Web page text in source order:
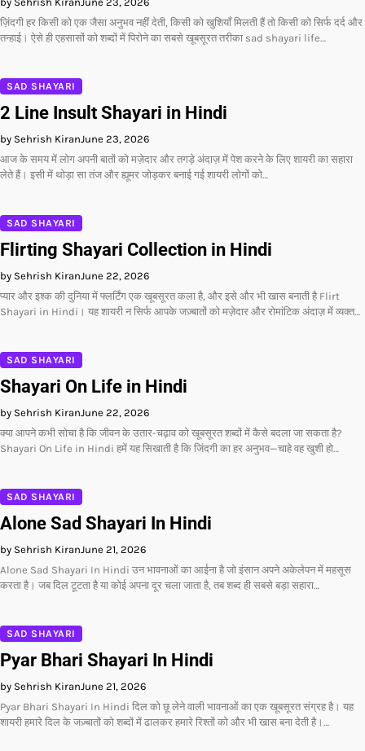
ज़िंदगी हर किसी को एक जैसा अनुभव नहीं देती, किसी को खुशियाँ मिलती हैं तो किसी को सिर्फ दर्द और
तन्हाई। ऐसे ही एहसासों को शब्दों में पिरोने का सबसे खूबसूरत तरीका sad shayari life…
SAD SHAYARI
2 Line Insult Shayari in Hindi
by Sehrish KiranJune 23, 2026
आज के समय में लोग अपनी बातों को मज़ेदार और तगड़े अंदाज़ में पेश करने के लिए शायरी का सहारा
लेते हैं। इसी में थोड़ा सा तंज और ह्यूमर जोड़कर बनाई गई शायरी लोगों को…
SAD SHAYARI
Flirting Shayari Collection in Hindi
by Sehrish KiranJune 22, 2026
प्यार और इश्क की दुनिया में फ्लर्टिंग एक खूबसूरत कला है, और इसे और भी खास बनाती है Flirt
Shayari in Hindi। यह शायरी न सिर्फ आपके जज़्बातों को मज़ेदार और रोमांटिक अंदाज़ में व्यक्त…
SAD SHAYARI
Shayari On Life in Hindi
by Sehrish KiranJune 22, 2026
क्या आपने कभी सोचा है कि जीवन के उतार-चढ़ाव को खूबसूरत शब्दों में कैसे बदला जा सकता है?
Shayari On Life in Hindi हमें यह सिखाती है कि जिंदगी का हर अनुभव—चाहे वह खुशी हो…
SAD SHAYARI
Alone Sad Shayari In Hindi
by Sehrish KiranJune 21, 2026
Alone Sad Shayari In Hindi उन भावनाओं का आईना है जो इंसान अपने अकेलेपन में महसूस
करता है। जब दिल टूटता है या कोई अपना दूर चला जाता है, तब शब्द ही सबसे बड़ा सहारा…
SAD SHAYARI
Pyar Bhari Shayari In Hindi
by Sehrish KiranJune 21, 2026
Pyar Bhari Shayari In Hindi दिल को छू लेने वाली भावनाओं का एक खूबसूरत संग्रह है। यह
शायरी हमारे दिल के जज़्बातों को शब्दों में ढालकर हमारे रिश्तों को और भी खास बना देती है।…